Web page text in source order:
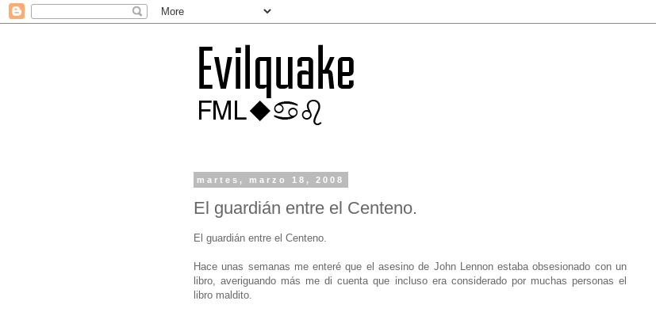
martes, marzo 18, 2008
El guardián entre el Centeno.
El guardián entre el Centeno.
Hace unas semanas me enteré que el asesino de John Lennon estaba obsesionado con un
libro, averiguando más me di cuenta que incluso era considerado por muchas personas el
libro maldito.